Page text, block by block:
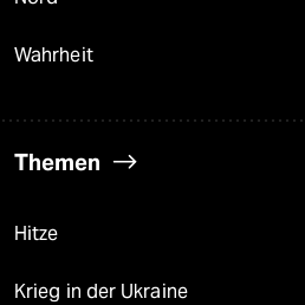
Wahrheit
Themen
Hitze
Krieg in der Ukraine